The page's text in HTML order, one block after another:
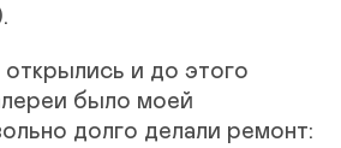
и до этого
было моей
долго делали ремонт: